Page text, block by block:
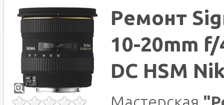
Ремонт
10-20mm f/
DC HSM
Мастерская